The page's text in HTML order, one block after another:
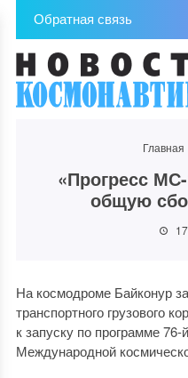
Обратная связь
Главная
«Прогресс
общую
На космодроме Байконур
транспортного грузового
к запуску по программе
Международной